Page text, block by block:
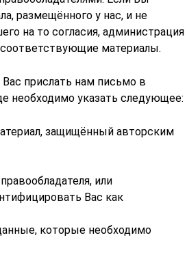
размещённого у нас, и не
на то согласия, администрация
соответствующие материалы.
прислать нам письмо в
необходимо указать следующее:
защищённый авторским
или
Вас как
которые необходимо